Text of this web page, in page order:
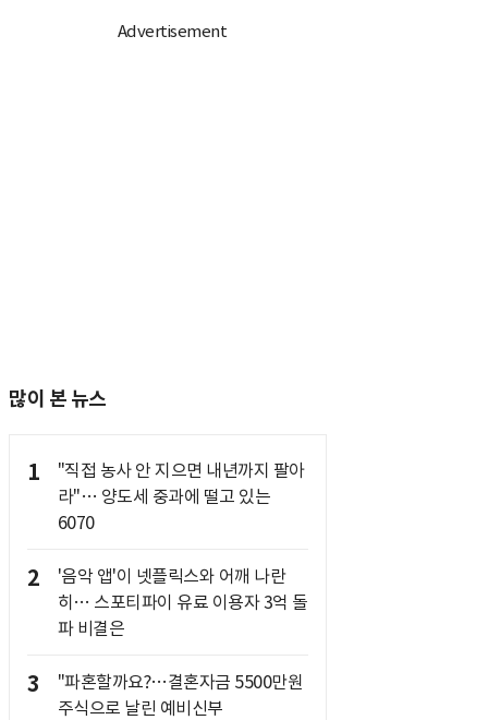
많이 본 뉴스
1
"직접 농사 안 지으면 내년까지 팔아
라"… 양도세 중과에 떨고 있는
6070
2
'음악 앱'이 넷플릭스와 어깨 나란
히… 스포티파이 유료 이용자 3억 돌
파 비결은
3
"파혼할까요?…결혼자금 5500만원
주식으로 날린 예비신부